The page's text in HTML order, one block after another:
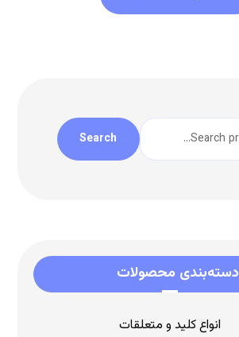
Search
دسته‌بندی محصولات
انواع کلید و متعلقات